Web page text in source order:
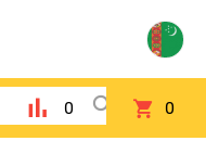
0 0